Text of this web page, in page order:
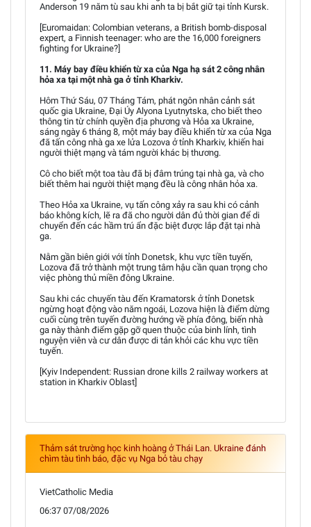
Anderson 19 năm tù sau khi anh ta bị bắt giữ tại tỉnh Kursk.
[Euromaidan: Colombian veterans, a British bomb-disposal
expert, a Finnish teenager: who are the 16,000 foreigners
fighting for Ukraine?]
11. Máy bay điều khiển từ xa của Nga hạ sát 2 công nhân
hỏa xa tại một nhà ga ở tỉnh Kharkiv.
Hôm Thứ Sáu, 07 Tháng Tám, phát ngôn nhân cảnh sát
quốc gia Ukraine, Đại Úy Alyona Lyutnytska, cho biết theo
thông tin từ chính quyền địa phương và Hỏa xa Ukraine,
sáng ngày 6 tháng 8, một máy bay điều khiển từ xa của Nga
đã tấn công nhà ga xe lửa Lozova ở tỉnh Kharkiv, khiến hai
người thiệt mạng và tám người khác bị thương.
Cô cho biết một toa tàu đã bị đâm trúng tại nhà ga, và cho
biết thêm hai người thiệt mạng đều là công nhân hỏa xa.
Theo Hỏa xa Ukraine, vụ tấn công xảy ra sau khi có cảnh
báo không kích, lẽ ra đã cho người dân đủ thời gian để di
chuyển đến các hầm trú ẩn đặc biệt được lắp đặt tại nhà
ga.
Nằm gần biên giới với tỉnh Donetsk, khu vực tiền tuyến,
Lozova đã trở thành một trung tâm hậu cần quan trọng cho
việc phòng thủ miền đông Ukraine.
Sau khi các chuyến tàu đến Kramatorsk ở tỉnh Donetsk
ngừng hoạt động vào năm ngoái, Lozova hiện là điểm dừng
cuối cùng trên tuyến đường hướng về phía đông, biến nhà
ga này thành điểm gặp gỡ quen thuộc của binh lính, tình
nguyện viên và cư dân được di tản khỏi các khu vực tiền
tuyến.
[Kyiv Independent: Russian drone kills 2 railway workers at
station in Kharkiv Oblast]
Thảm sát trường học kinh hoàng ở Thái Lan. Ukraine đánh
chìm tàu tình báo, đặc vụ Nga bỏ tàu chạy
VietCatholic Media
06:37 07/08/2026